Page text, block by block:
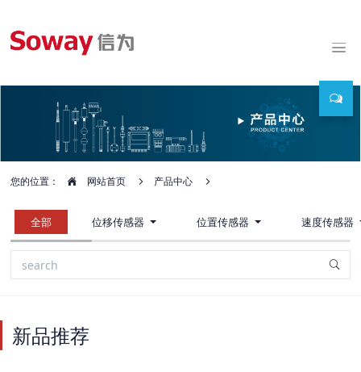
您的位置： 网站首页 产品中心
全部 位移传感器 位置传感器 速度传感器
新品推荐